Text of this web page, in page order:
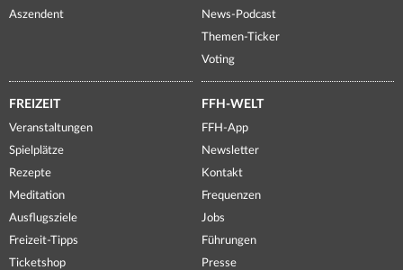
Aszendent
News-Podcast
Themen-Ticker
Voting
FREIZEIT
Veranstaltungen
Spielplätze
Rezepte
Meditation
Ausflugsziele
Freizeit-Tipps
Ticketshop
FFH-WELT
FFH-App
Newsletter
Kontakt
Frequenzen
Jobs
Führungen
Presse